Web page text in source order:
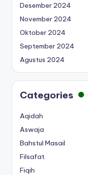
Desember 2024
November 2024
Oktober 2024
September 2024
Agustus 2024
Categories
Aqidah
Aswaja
Bahstul Masail
Filsafat
Fiqih